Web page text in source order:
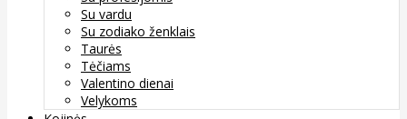
Su vardu
Su zodiako ženklais
Taurės
Tėčiams
Valentino dienai
Velykoms